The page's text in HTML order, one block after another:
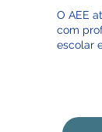
O AEE
com
escolar